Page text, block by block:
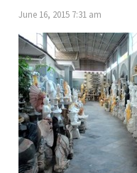
June 16, 2015 7:31 am